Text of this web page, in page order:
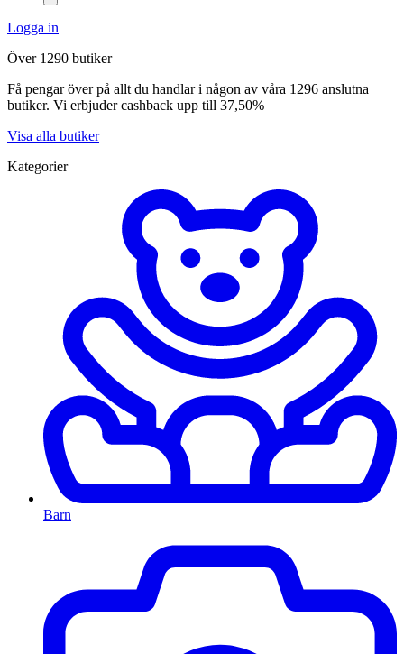
Logga in
Över 1290 butiker
Få pengar över på allt du handlar i någon av våra 1296 anslutna
butiker. Vi erbjuder cashback upp till 37,50%
Visa alla butiker
Kategorier
Barn